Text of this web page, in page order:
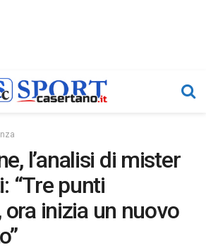
l’analisi di mister
“Tre punti
inizia un nuovo